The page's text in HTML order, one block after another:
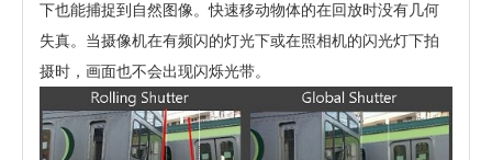
下也能捕捉到自然图像。快速移动物体的在回放时没有几何
失真。当摄像机在有频闪的灯光下或在照相机的闪光灯下拍
摄时，画面也不会出现闪烁光带。